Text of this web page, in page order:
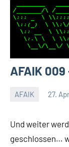
AFAIK
AFAIK 27.
Und weiter
geschlossen…